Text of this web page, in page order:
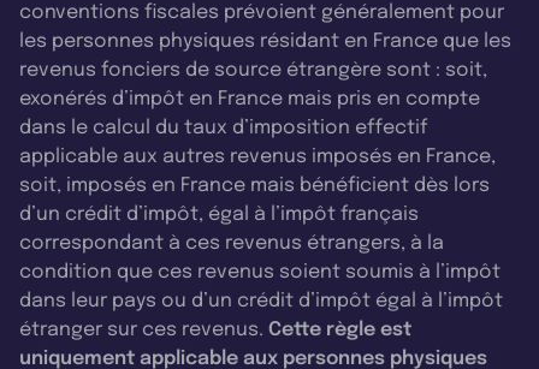
conventions fiscales prévoient généralement pour
les personnes physiques résidant en France que les
revenus fonciers de source étrangère sont : soit,
exonérés d’impôt en France mais pris en compte
dans le calcul du taux d’imposition effectif
applicable aux autres revenus imposés en France,
soit, imposés en France mais bénéficient dès lors
d’un crédit d’impôt, égal à l’impôt français
correspondant à ces revenus étrangers, à la
condition que ces revenus soient soumis à l’impôt
dans leur pays ou d’un crédit d’impôt égal à l’impôt
étranger sur ces revenus. Cette règle est
uniquement applicable aux personnes physiques